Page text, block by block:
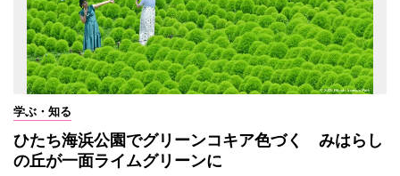
学ぶ・知る
ひたち海浜公園でグリーンコキア色づく みはらし
の丘が一面ライムグリーンに